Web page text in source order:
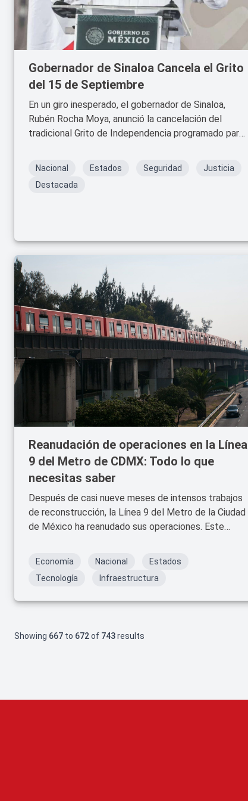
Gobernador de Sinaloa Cancela el Grito
del 15 de Septiembre
En un giro inesperado, el gobernador de Sinaloa,
Rubén Rocha Moya, anunció la cancelación del
tradicional Grito de Independencia programado para
Nacional Estados Seguridad
Justicia
Destacada
Reanudación de operaciones en la Línea
9 del Metro de CDMX: Todo lo que
necesitas saber
Después de casi nueve meses de intensos trabajos
de reconstrucción, la Línea 9 del Metro de la Ciudad
de México ha reanudado sus operaciones. Este
a Pantitlán volvieron a abrir sus puertas, ofreciendo
Economía Nacional
Estados
Tecnología
Infraestructura
Showing 667 to 672of 743results